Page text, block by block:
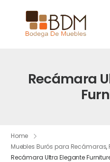
Recámara
Home
Muebles Burós para Recámaras,
Recámara Ultra Elegante